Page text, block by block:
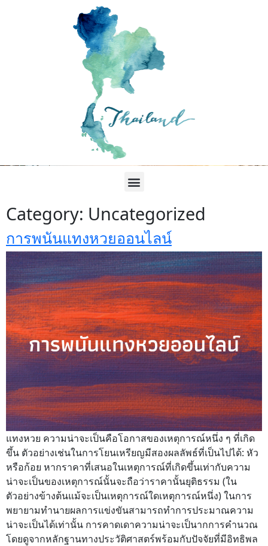
Category: Uncategorized
การพนันแทงหวยออนไลน์
แทงหวย ความน่าจะเป็นคือโอกาสของเหตุการณ์หนึ่ง ๆ ที่เกิด
ขึ้น ตัวอย่างเช่นในการโยนเหรียญมีสองผลลัพธ์ที่เป็นไปได้: หัว
หรือก้อย หากราคาที่เสนอในเหตุการณ์ที่เกิดขึ้นเท่ากับความ
น่าจะเป็นของเหตุการณ์นั้นจะถือว่าราคานั้นยุติธรรม (ใน
ตัวอย่างข้างต้นแม้จะเป็นเหตุการณ์ใดเหตุการณ์หนึ่ง) ในการ
พยายามทำนายผลการแข่งขันสามารถทำการประมาณความ
น่าจะเป็นได้เท่านั้น การคาดเดาความน่าจะเป็นากการคำนวณ
โดยดูจากหลักฐานทางประวัติศาสตร์พร้อมกับปัจจัยที่มีอิทธิพล